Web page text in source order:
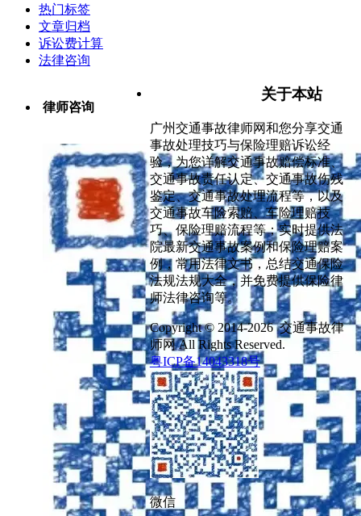
热门标签
文章归档
诉讼费计算
法律咨询
律师咨询
关于本站
广州交通事故律师网和您分享交通
事故处理技巧与保险理赔诉讼经
验，为您详解交通事故赔偿标准、
交通事故责任认定、交通事故伤残
鉴定、交通事故处理流程等，以及
交通事故车险索赔、车险理赔技
巧、保险理赔流程等；实时提供法
院最新交通事故案例和保险理赔案
例，常用法律文书，总结交通保险
法规法规大全，并免费提供保险律
师法律咨询等。
Copyright © 2014-2026 交通事故律
师网 All Rights Reserved.
粤ICP备14043318号
微信